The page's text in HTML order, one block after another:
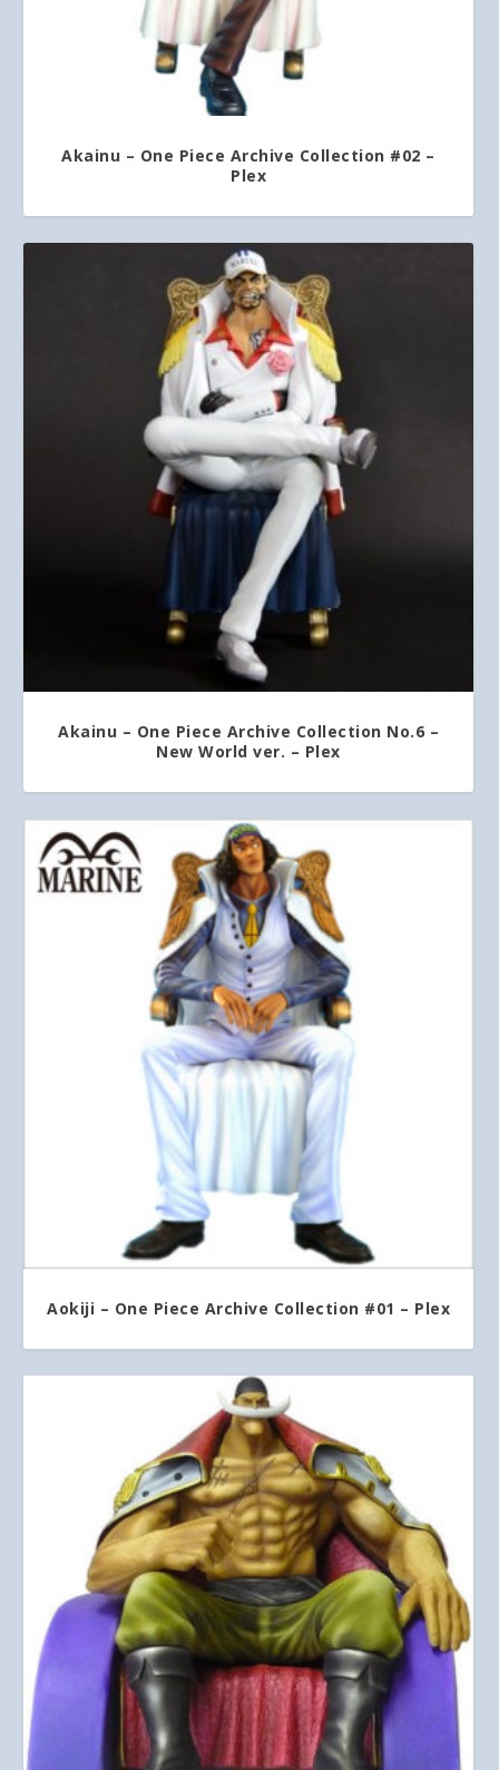
Akainu – One Piece Archive Collection #02 –
Plex
Akainu – One Piece Archive Collection No.6 –
New World ver. – Plex
Aokiji – One Piece Archive Collection #01 – Plex